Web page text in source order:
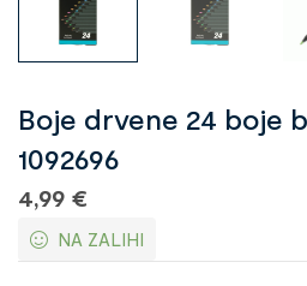
Boje drvene 24 boje
1092696
4,99 €
NA ZALIHI